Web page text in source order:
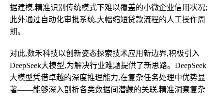
据建模,精准识别传统模式下难以覆盖的小微企业信用状况;
此外通过自动化审批系统,大幅缩短贷款流程的人工操作周
期。
对此,数禾科技以创新姿态探索技术应用新边界,积极引入
DeepSeek大模型,为解决行业难题提供了新思路。DeepSeek
大模型凭借卓越的深度推理能力,在复杂任务处理中优势显
著——能够深入剖析各类数据间潜藏的关联,精准洞察复杂